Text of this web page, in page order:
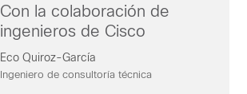
Con la colaboración de
ingenieros de Cisco
Eco Quiroz-García
Ingeniero de consultoría técnica